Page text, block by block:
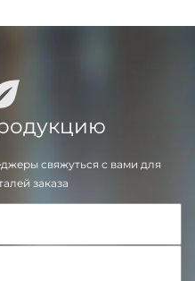
свяжуться с вами для
заказа